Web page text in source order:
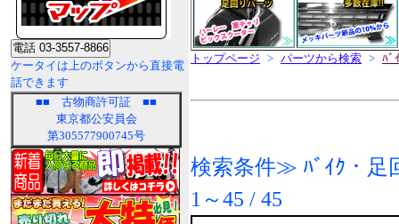
ケータイは上のボタンから直接電
話できます
■■ 古物商許可証 ■■
東京都公安員会
第305577900745号
トップページ > パーツから検索 > ﾊﾞ
検索条件≫ ﾊﾞｲｸ・足
1～45 / 45